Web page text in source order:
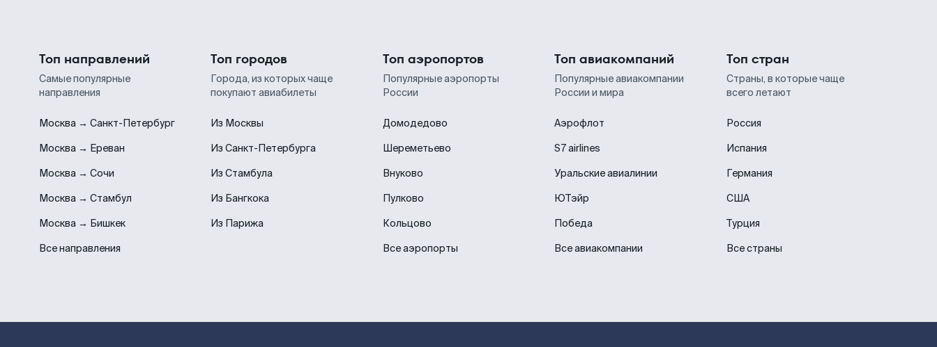
Топ направлений
Самые популярные
направления
Москва → Санкт-Петербург
Москва → Ереван
Москва → Сочи
Москва → Стамбул
Москва → Бишкек
Все направления
Топ городов
Города, из которых чаще
покупают авиабилеты
Из Москвы
Из Санкт-Петербурга
Из Стамбула
Из Бангкока
Из Парижа
Топ аэропортов
Популярные аэропорты
России
Домодедово
Шереметьево
Внуково
Пулково
Кольцово
Все аэропорты
Топ авиакомпаний
Популярные авиакомпании
России и мира
Аэрофлот
S7 airlines
Уральские авиалинии
ЮТэйр
Победа
Все авиакомпании
Топ стран
Страны, в которые чаще
всего летают
Россия
Испания
Германия
США
Турция
Все страны